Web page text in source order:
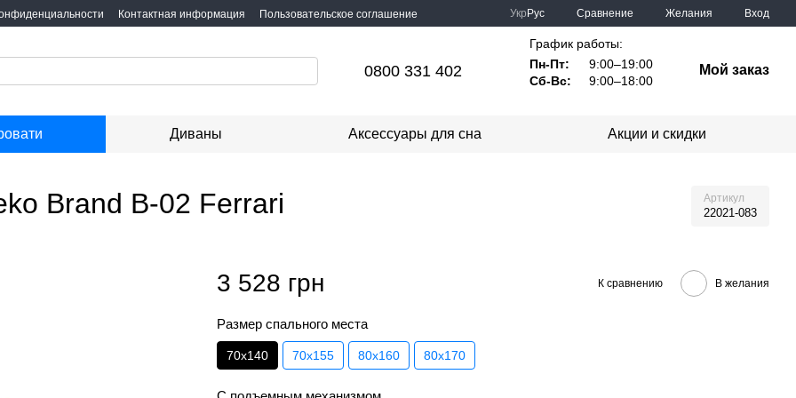
Контактная информация
Пользовательское соглашение
Укр Рус Сравнение Желания Вход
0800 331 402
График работы:
Пн-Пт:
9:00–19:00
Сб-Вс:
9:00–18:00
Мой заказ
Диваны Аксессуары для сна Акции и скидки
Brand B-02 Ferrari Артикул
22021-083
3 528 грн К сравнению В желания
Размер спального места
70х140 70х155 80х160 80х170